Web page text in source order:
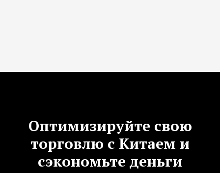
Оптимизируйте свою
торговлю с Китаем и
сэкономьте деньги